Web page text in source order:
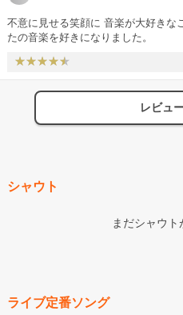
不意に見せる笑顔に 音楽が大好きな
たの音楽を好きになりました。
レビュ
シャウト
まだシャウト
ライブ定番ソング